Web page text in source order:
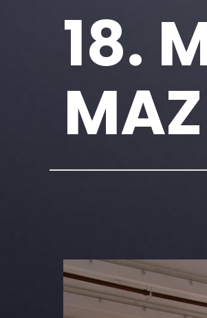
18.